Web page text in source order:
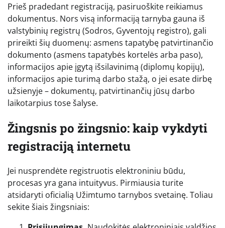
Prieš pradedant registraciją, pasiruoškite reikiamus
dokumentus. Nors visą informaciją tarnyba gauna iš
valstybinių registrų (Sodros, Gyventojų registro), gali
prireikti šių duomenų: asmens tapatybę patvirtinančio
dokumento (asmens tapatybės kortelės arba paso),
informacijos apie įgytą išsilavinimą (diplomų kopijų),
informacijos apie turimą darbo stažą, o jei esate dirbę
užsienyje – dokumentų, patvirtinančių jūsų darbo
laikotarpius tose šalyse.
Žingsnis po žingsnio: kaip vykdyti
registraciją internetu
Jei nusprendėte registruotis elektroniniu būdu,
procesas yra gana intuityvus. Pirmiausia turite
atsidaryti oficialią Užimtumo tarnybos svetainę. Toliau
sekite šiais žingsniais: